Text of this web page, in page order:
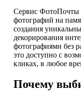
Сервис ФотоПочты
фотографий на
создания
декорирования
фотографиями без
это доступно с
кликах, в любое
Почему